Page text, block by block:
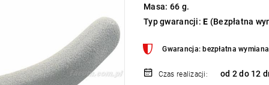
Masa: 66 g.
Typ gwarancji:E (Bezpłatna
Gwarancja: bezpłatna
Czas realizacji: od 2 do 12